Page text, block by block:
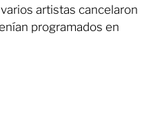
artistas cancelaron
programados en